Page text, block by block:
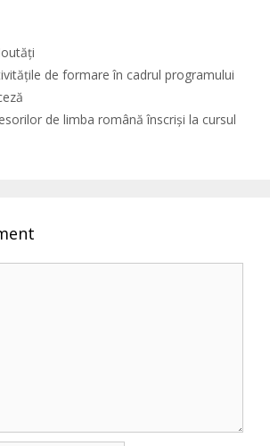
de formare în cadrul programului
de limba română înscriși la cursul